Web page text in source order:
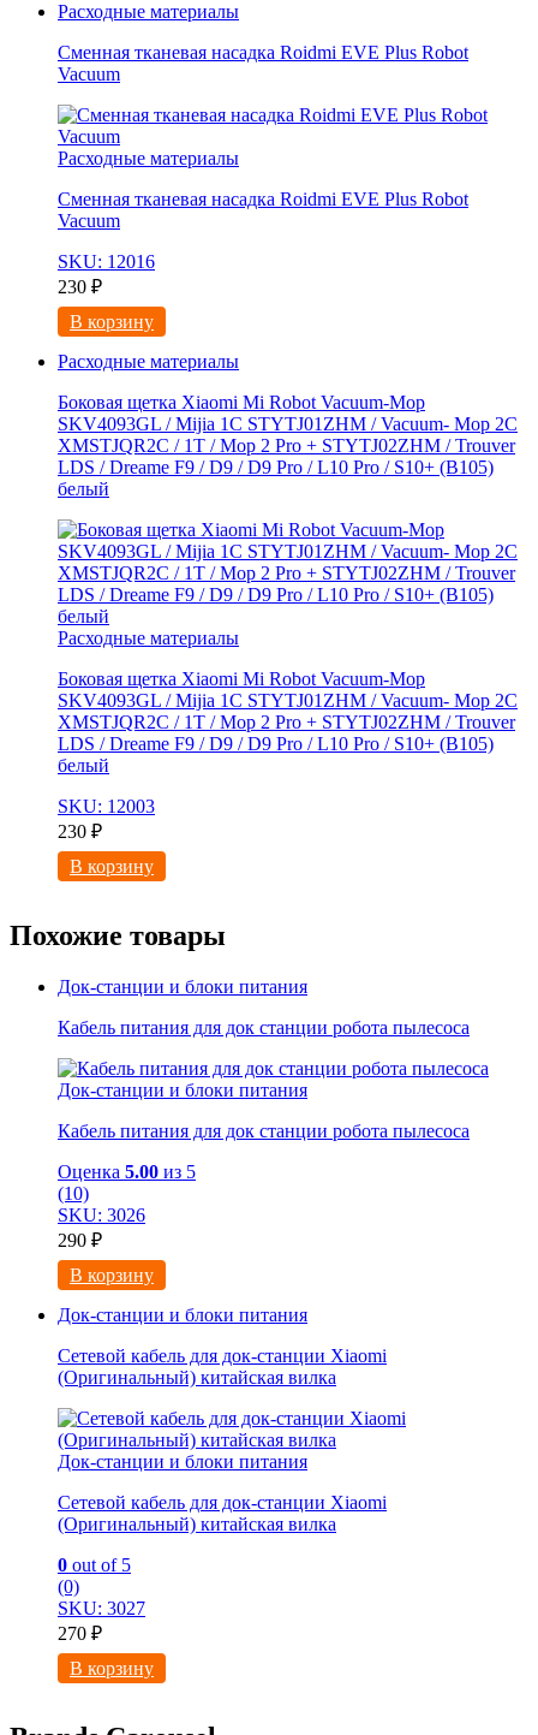
Расходные материалы
Сменная тканевая насадка Roidmi EVE Plus Robot
Vacuum
Расходные материалы
Сменная тканевая насадка Roidmi EVE Plus Robot
Vacuum
SKU: 12016
230 ₽
В корзину
Расходные материалы
Боковая щетка Xiaomi Mi Robot Vacuum-Mop
SKV4093GL / Mijia 1C STYTJ01ZHM / Vacuum- Mop 2C
XMSTJQR2C / 1T / Mop 2 Pro + STYTJ02ZHM / Trouver
LDS / Dreame F9 / D9 / D9 Pro / L10 Pro / S10+ (B105)
белый
Расходные материалы
Боковая щетка Xiaomi Mi Robot Vacuum-Mop
SKV4093GL / Mijia 1C STYTJ01ZHM / Vacuum- Mop 2C
XMSTJQR2C / 1T / Mop 2 Pro + STYTJ02ZHM / Trouver
LDS / Dreame F9 / D9 / D9 Pro / L10 Pro / S10+ (B105)
белый
SKU: 12003
230 ₽
В корзину
Похожие товары
Док-станции и блоки питания
Кабель питания для док станции робота пылесоса
Док-станции и блоки питания
Кабель питания для док станции робота пылесоса
Оценка 5.00 из 5
(10)
SKU: 3026
290 ₽
В корзину
Док-станции и блоки питания
Сетевой кабель для док-станции Xiaomi
(Оригинальный) китайская вилка
Док-станции и блоки питания
Сетевой кабель для док-станции Xiaomi
(Оригинальный) китайская вилка
0 out of 5
(0)
SKU: 3027
270 ₽
В корзину